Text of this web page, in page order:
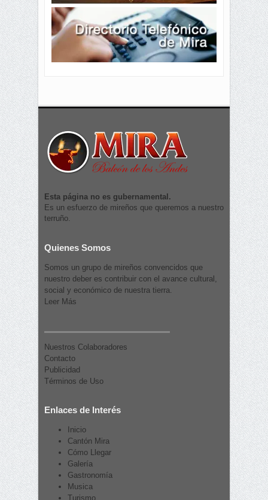
Esta página no es gubernamental.
Es un esfuerzo de mireños que queremos a nuestro
terruño.
Quienes Somos
Somos un grupo de mireños convencidos que
nuestro deber es contribuir con el avance cultural,
social y económico de nuestra tierra.
Leer Más
Nuestros Colaboradores
Contacto
Publicidad
Términos de Uso
Enlaces de Interés
Inicio
Cantón Mira
Cómo Llegar
Galería
Gastronomía
Musica
Turismo